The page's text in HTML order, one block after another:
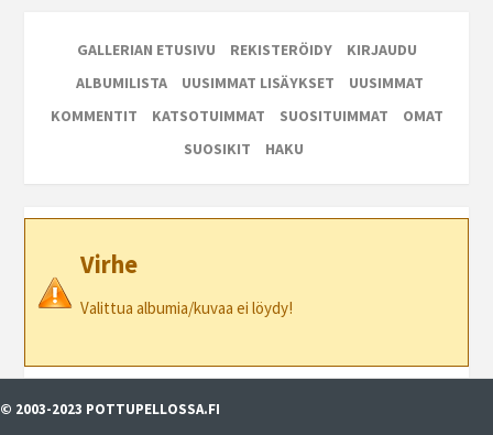
GALLERIAN ETUSIVU REKISTERÖIDY
KIRJAUDU
ALBUMILISTA
UUSIMMAT LISÄYKSET
UUSIMMAT
KOMMENTIT
KATSOTUIMMAT SUOSITUIMMAT
OMAT
SUOSIKIT
HAKU
Virhe
Valittua albumia/kuvaa ei löydy!
© 2003-2023 POTTUPELLOSSA.FI